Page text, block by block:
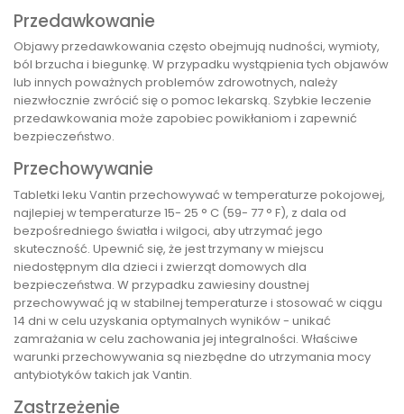
Przedawkowanie
Objawy przedawkowania często obejmują nudności, wymioty,
ból brzucha i biegunkę. W przypadku wystąpienia tych objawów
lub innych poważnych problemów zdrowotnych, należy
niezwłocznie zwrócić się o pomoc lekarską. Szybkie leczenie
przedawkowania może zapobiec powikłaniom i zapewnić
bezpieczeństwo.
Przechowywanie
Tabletki leku Vantin przechowywać w temperaturze pokojowej,
najlepiej w temperaturze 15- 25 ° C (59- 77 ° F), z dala od
bezpośredniego światła i wilgoci, aby utrzymać jego
skuteczność. Upewnić się, że jest trzymany w miejscu
niedostępnym dla dzieci i zwierząt domowych dla
bezpieczeństwa. W przypadku zawiesiny doustnej
przechowywać ją w stabilnej temperaturze i stosować w ciągu
14 dni w celu uzyskania optymalnych wyników - unikać
zamrażania w celu zachowania jej integralności. Właściwe
warunki przechowywania są niezbędne do utrzymania mocy
antybiotyków takich jak Vantin.
Zastrzeżenie